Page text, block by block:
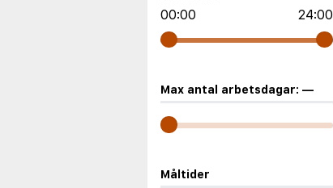
00:00
24:00
Max antal arbetsdagar: —
Måltider